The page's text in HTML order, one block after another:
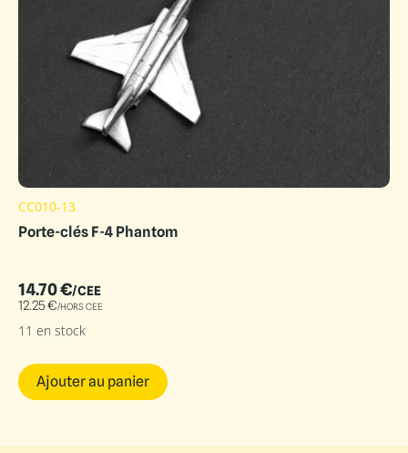
CC010-13
Porte-clés F-4 Phantom
14.70€/CEE
12.25€/HORS CEE
11 en stock
Ajouter au panier